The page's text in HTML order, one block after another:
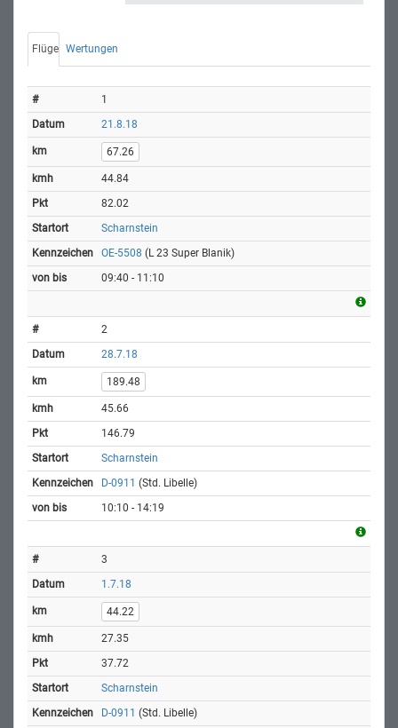
Flüge Wertungen
1
21.8.18
67.26
44.84
82.02
Scharnstein
OE-5508 (L 23 Super Blanik)
09:40 - 11:10
2
28.7.18
189.48
45.66
146.79
Scharnstein
D-0911 (Std. Libelle)
10:10 - 14:19
3
1.7.18
44.22
27.35
37.72
Scharnstein
D-0911 (Std. Libelle)